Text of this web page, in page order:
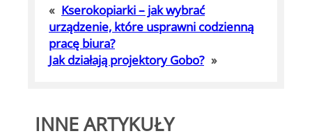
« Kserokopiarki – jak wybrać
urządzenie, które usprawni codzienną
pracę biura?
Jak działają projektory Gobo? »
INNE ARTYKUŁY